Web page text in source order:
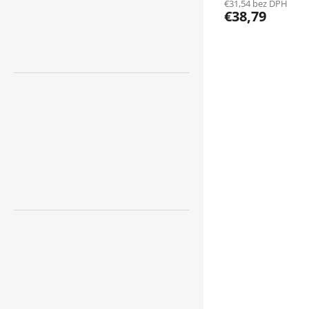
€31,54 bez DPH
€38,79